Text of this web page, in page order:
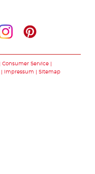
Consumer Service
Impressum Sitemap